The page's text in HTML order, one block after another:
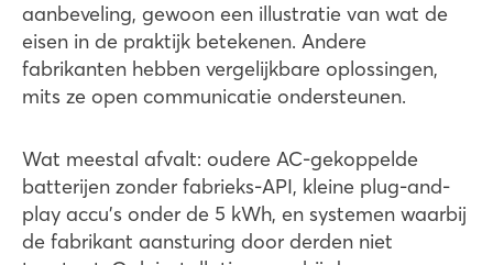
aanbeveling, gewoon een illustratie van wat de
eisen in de praktijk betekenen. Andere
fabrikanten hebben vergelijkbare oplossingen,
mits ze open communicatie ondersteunen.
Wat meestal afvalt: oudere AC-gekoppelde
batterijen zonder fabrieks-API, kleine plug-and-
play accu's onder de 5 kWh, en systemen waarbij
de fabrikant aansturing door derden niet